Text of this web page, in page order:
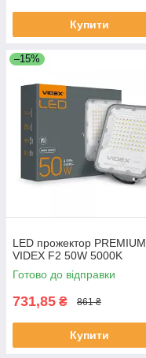
Купити
–15%
LED прожектор PREMIUM
VIDEX F2 50W 5000K
Готово до відправки
731,85 ₴ 861 ₴
Купити